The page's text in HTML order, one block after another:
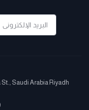
Saudi Arabia Riyadh